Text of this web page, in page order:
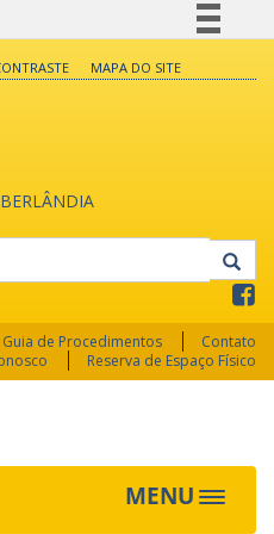
Legislação
Canais
MAPA DO SITE
Guia de Procedimentos
Contato
Reserva de Espaço Físico
MENU
Toggle